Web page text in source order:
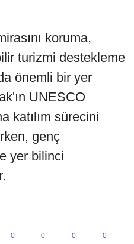
koruma,
turizmi destekleme
önemli bir yer
UNESCO
katılım sürecini
genç
yer bilinci